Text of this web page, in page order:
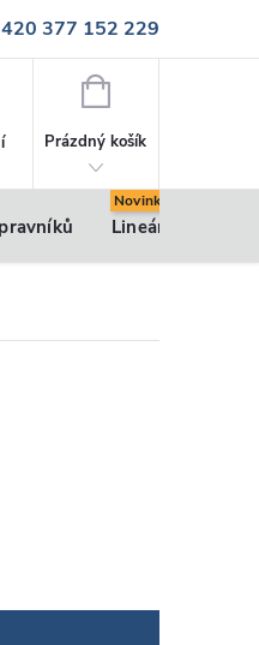
377 152 229
info@vsk-profily.cz
NÁKUPNÍ
Prázdný košík
Lineární pohony